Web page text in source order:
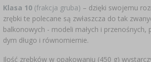
Klasa 10 (frakcja gruba) – dzięki swojemu
zrębki te polecane są zwłaszcza do tak
balkonowych - modeli małych i przenośnych,
dym długo i równomiernie.
Ilość zrębków w opakowaniu (450 g)